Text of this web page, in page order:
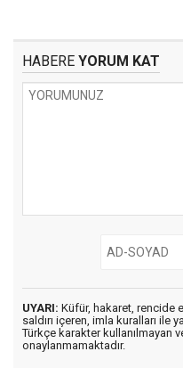
HABERE YORUM KAT
UYARI: Küfür, hakaret, rencide
saldırı içeren, imla kuralları ile
Türkçe karakter kullanılmayan
onaylanmamaktadır.